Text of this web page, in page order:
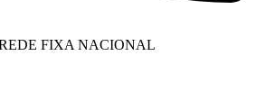
FIXA NACIONAL